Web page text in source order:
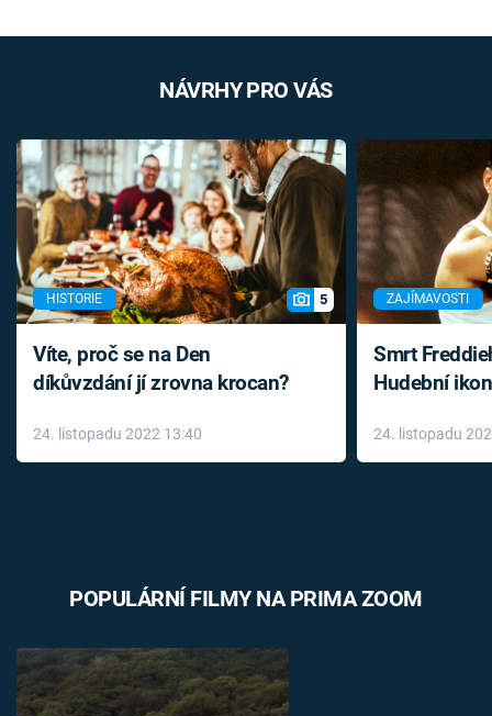
NÁVRHY PRO VÁS
HISTORIE 5
Víte, proč se na Den
díkůvzdání jí zrovna krocan?
24. listopadu 2022 13:40
ZAJÍMAVOSTI
Smrt
Hudební
léky
24. listopadu
POPULÁRNÍ FILMY NA PRIMA ZOOM